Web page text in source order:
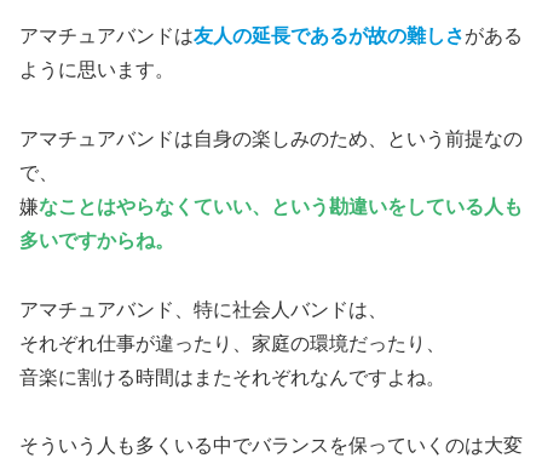
アマチュアバンドは友人の延長であるが故の難しさがある
ように思います。
アマチュアバンドは自身の楽しみのため、という前提なの
で、
嫌なことはやらなくていい、という勘違いをしている人も
多いですからね。
アマチュアバンド、特に社会人バンドは、
それぞれ仕事が違ったり、家庭の環境だったり、
音楽に割ける時間はまたそれぞれなんですよね。
そういう人も多くいる中でバランスを保っていくのは大変